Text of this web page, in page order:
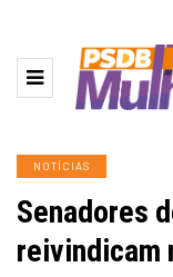
NOTÍCIAS
Senadores
reivindicam